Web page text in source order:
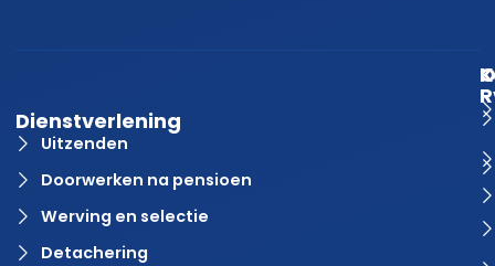
Dienstverlening
Uitzenden
Doorwerken na pensioen
Werving en selectie
Detachering